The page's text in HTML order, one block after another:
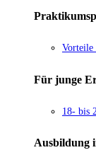
Vorteile
Für junge
18- bis
Ausbildung